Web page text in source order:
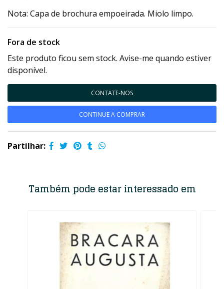
Nota: Capa de brochura empoeirada. Miolo limpo.
Fora de stock
Este produto ficou sem stock. Avise-me quando estiver
disponível.
CONTATE-NOS
CONTINUE A COMPRAR
Partilhar:
Também pode estar interessado em